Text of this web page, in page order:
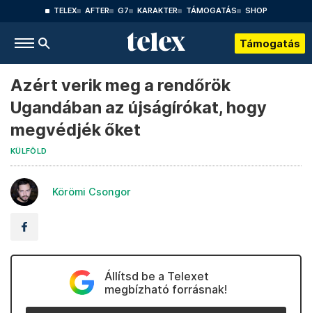
TELEX AFTER G7 KARAKTER TÁMOGATÁS SHOP
Támogatás
Azért verik meg a rendőrök
Ugandában az újságírókat, hogy
megvédjék őket
KÜLFÖLD
Körömi Csongor
Állítsd be a Telexet
megbízható forrásnak!